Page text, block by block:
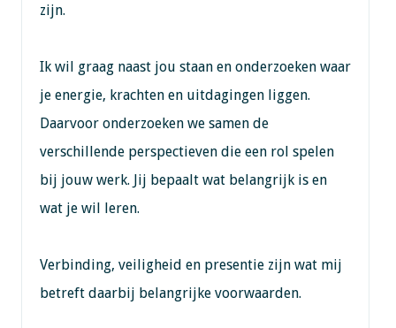
zijn.
Ik wil graag naast jou staan en onderzoeken waar
je energie, krachten en uitdagingen liggen.
Daarvoor onderzoeken we samen de
verschillende perspectieven die een rol spelen
bij jouw werk. Jij bepaalt wat belangrijk is en
wat je wil leren.
Verbinding, veiligheid en presentie zijn wat mij
betreft daarbij belangrijke voorwaarden.